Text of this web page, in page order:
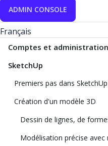
ADMIN CONSOLE
Français
Comptes et administration
SketchUp
Premiers pas dans SketchUp
Création d'un modèle 3D
Dessin de lignes, de
Modélisation précise avec